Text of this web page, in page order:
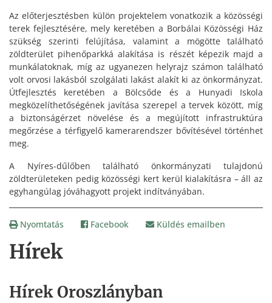
Hírek
Hírek Oroszlányban
Az előterjesztésben külön projektelem vonatkozik a közösségi
terek fejlesztésére, mely keretében a Borbálai Közösségi Ház
szükség szerinti felújítása, valamint a mögötte található
zöldterület pihenőparkká alakítása is részét képezik majd a
munkálatoknak, míg az ugyanezen helyrajz számon található
volt orvosi lakásból szolgálati lakást alakít ki az önkormányzat.
Útfejlesztés keretében a Bölcsőde és a Hunyadi Iskola
megközelíthetőségének javítása szerepel a tervek között, míg
a biztonságérzet növelése és a megújított infrastruktúra
megőrzése a térfigyelő kamerarendszer bővítésével történhet
meg.
A Nyíres-dűlőben található önkormányzati tulajdonú
zöldterületeken pedig közösségi kert kerül kialakításra – áll az
egyhangúlag jóváhagyott projekt indítványában.
Nyomtatás Facebook Küldés emailben